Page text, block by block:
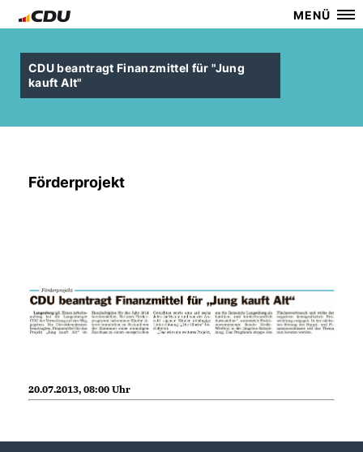
MENÜ
CDU beantragt Finanzmittel für "Jung
kauft Alt"
Förderprojekt
20.07.2013, 08:00 Uhr